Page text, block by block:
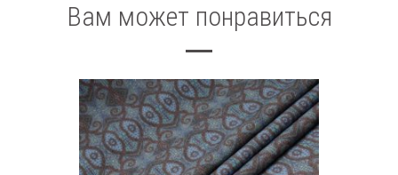
Вам может понравиться